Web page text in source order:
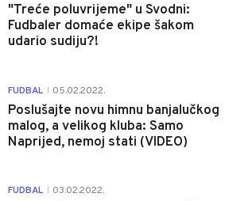
"Treće poluvrijeme" u Svodni:
Fudbaler domaće ekipe šakom
udario sudiju?!
FUDBAL 05.02.2022.
Poslušajte novu himnu banjalučkog
malog, a velikog kluba: Samo
Naprijed, nemoj stati (VIDEO)
FUDBAL 03.02.2022.